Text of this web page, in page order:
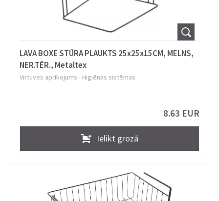
LAVA BOXE STŪRA PLAUKTS 25x25x15CM, MELNS,
NER.TĒR., Metaltex
Virtuves aprīkojums - Higiēnas sistēmas
8.63 EUR
Ielikt grozā